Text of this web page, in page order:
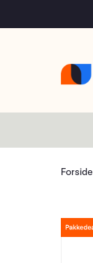
Forside